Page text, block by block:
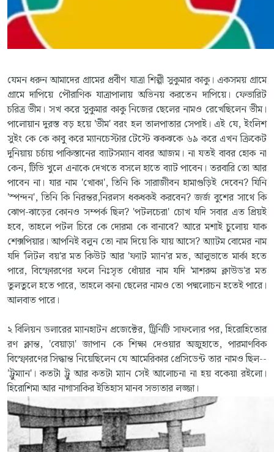
যেমন ধরুন আমাদের গ্রামের প্রবীণ যাত্রা শিল্পী সুকুমার কাকু। একসময় গ্রামে
গ্রামে দাপিয়ে পৌরাণিক যাত্রাপালায় অভিনয় করতেন দাপিয়ে। ফেভারিট
চরিত্র ভীম। সখ করে সুকুমার কাকু নিজের ছেলের নামও রেখেছিলেন ভীম।
পালোয়ান দুরস্ত বড় হয়ে 'ভীম' বরং হল তালপাতার সেপাই। এই যে, ইংলিশ
সুইং কে কে কাবু করে ম্যানচেস্টার টেস্টে ঝকঝকে ৬৯ করে এখন ক্রিকেট
দুনিয়ায় চর্চায় পাকিস্তানের ব্যাটসম্যান বাবর আজম। না যতই বাবর হোক না
কেন, টিভি খুলে এনাকে দেখতে বসলে হাতে ব্যাট পাবেন। তরবারি তো আর
পাবেন না। যার নাম 'খোকা', তিনি কি সারাজীবন হামাগুড়িই দেবেন? যিনি
'স্পন্দন', তিনি কি নিরন্তর,নিরলস ধকধকই করবেন? জর্জ বুশের সাথে কি
ঝোপ-ঝাড়ের কোনও সম্পর্ক ছিল? 'পটলচেরা' চোখ যদি সবার এত প্রিয়ই
হবে, তাহলে পটল চিরে কে দোরমা কে বানাবে? আরে মশাই চুলোয় যাক
শেক্সপিয়ার। আপনিই বলুন তো নাম দিয়ে কি যায় আসে? অ্যাটম বোমের নাম
যদি 'লিটল বয়'র মত কিউট আর 'ফ্যাট ম্যান'র মত, আলুভাতে মার্কা হতে
পারে, বিস্ফোরণের ফলে নিঃসৃত ধোঁয়ার নাম যদি 'মাশরুম ক্লাউড'র মত
তুলতুলে হতে পারে, তাহলে কানা ছেলের নামও তো পদ্মলোচন হতেই পারে।
আলবাত পারে।
২ বিলিয়ন ডলারের ম্যানহাটন প্রজেক্টের, ট্রিনিটি সাফল্যের পর, হিরোহিতোর
রণ ক্লান্ত, 'বেয়াড়া' জাপান কে শিক্ষা দেওয়ার অজুহাতে, পারমাণবিক
বিস্ফোরণের সিদ্ধান্ত নিয়েছিলেন যে আমেরিকার প্রেসিডেন্ট তার নামও ছিল--
'ট্রুম্যান'। কতটা ট্রু আর কতটা ম্যান সেই আলোচনা না হয় বকেয়া রইলো।
হিরোশিমা আর নাগাসাকির ইতিহাস মানব সভ্যতার লজ্জা।